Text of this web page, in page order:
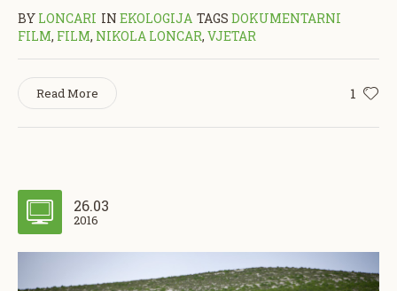
BY LONCARI IN EKOLOGIJA TAGS DOKUMENTARNI
FILM, FILM, NIKOLA LONCAR, VJETAR
1
Read More
26.03
2016